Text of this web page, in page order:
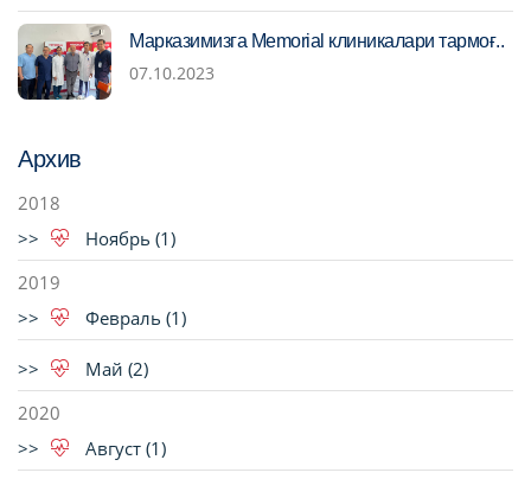
Марказимизга Memorial клиникалари тармоғ..
07.10.2023
Архив
2018
Ноябрь (1)
2019
Февраль (1)
Май (2)
2020
Август (1)